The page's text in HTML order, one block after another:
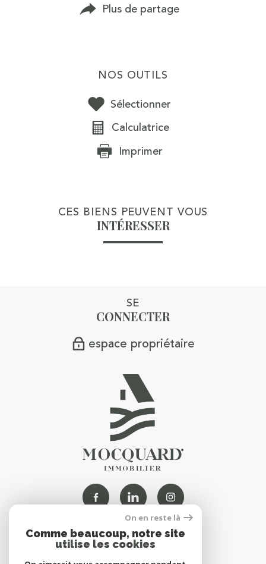
Plus de partage
NOS OUTILS
Sélectionner
Calculatrice
Imprimer
CES BIENS PEUVENT VOUS
INTÉRESSER
SE
CONNECTER
espace propriétaire
NOUS
ADHÉRONS
On en reste là
Comme beaucoup, notre site
utilise les cookies